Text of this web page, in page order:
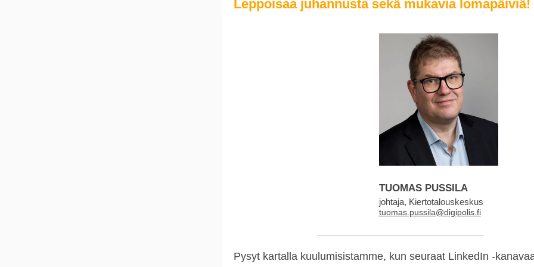
Leppoisaa juhannusta sekä mukavia lomapäiviä!
TUOMAS PUSSILA
johtaja, Kiertotalouskeskus
tuomas.pussila@digipolis.fi
Pysyt kartalla kuulumisistamme, kun seuraat LinkedIn -